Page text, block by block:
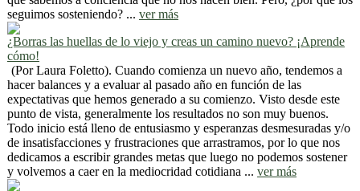
seguimos sosteniendo? ... ver más
¿Borras las huellas de lo viejo y creas un camino nuevo? ¡Aprende
cómo!
(Por Laura Foletto). Cuando comienza un nuevo año, tendemos a
hacer balances y a evaluar al pasado año en función de las
expectativas que hemos generado a su comienzo. Visto desde este
punto de vista, generalmente los resultados no son muy buenos.
Todo inicio está lleno de entusiasmo y esperanzas desmesuradas y/o
de insatisfacciones y frustraciones que arrastramos, por lo que nos
dedicamos a escribir grandes metas que luego no podemos sostener
y volvemos a caer en la mediocridad cotidiana ... ver más